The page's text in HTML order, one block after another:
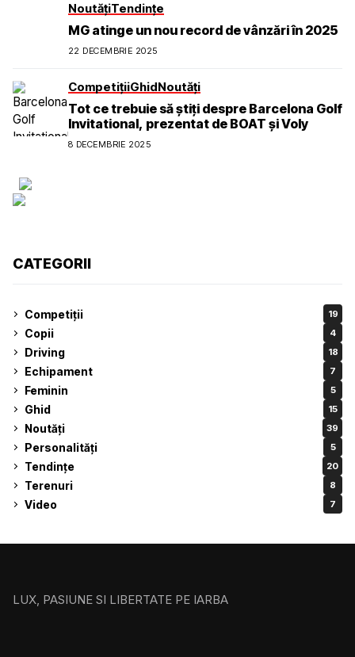
NoutățiTendințe
MG atinge un nou record de vânzări în 2025
22 DECEMBRIE 2025
CompetițiiGhidNoutăți
Tot ce trebuie să știți despre Barcelona Golf
Invitational, prezentat de BOAT și Voly
8 DECEMBRIE 2025
CATEGORII
Competiții 19
Copii 4
Driving 18
Echipament 7
Feminin 5
Ghid 15
Noutăți 39
Personalități 5
Tendințe 20
Terenuri 8
Video 7
LUX, PASIUNE SI LIBERTATE PE IARBA